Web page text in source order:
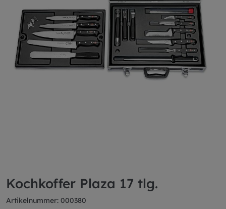
Kochkoffer Plaza 17 tlg.
Artikelnummer: 000380